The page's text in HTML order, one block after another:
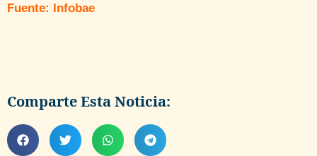
Fuente: Infobae
Comparte Esta Noticia: